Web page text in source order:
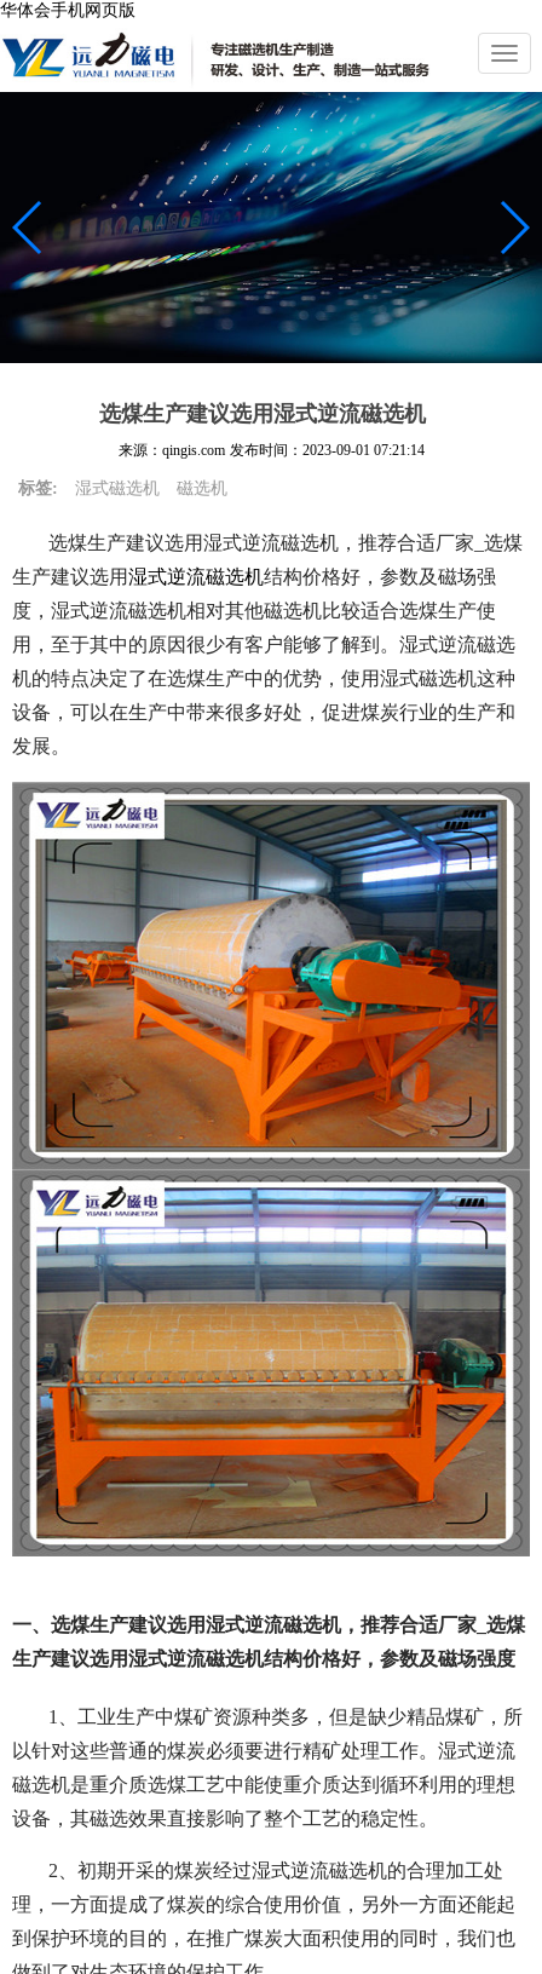
华体会手机网页版
切
换
导
航
选煤生产建议选用湿式逆流磁选机
来源：qingis.com 发布时间： 2023-09-01 07:21:14
标签: 湿式磁选机 磁选机
选煤生产建议选用湿式逆流磁选机，推荐合适厂家_选煤
生产建议选用湿式逆流磁选机结构价格好，参数及磁场强
度，湿式逆流磁选机相对其他磁选机比较适合选煤生产使
用，至于其中的原因很少有客户能够了解到。湿式逆流磁选
机的特点决定了在选煤生产中的优势，使用湿式磁选机这种
设备，可以在生产中带来很多好处，促进煤炭行业的生产和
发展。
一、选煤生产建议选用湿式逆流磁选机，推荐合适厂家_选煤
生产建议选用湿式逆流磁选机结构价格好，参数及磁场强度
1、工业生产中煤矿资源种类多，但是缺少精品煤矿，所
以针对这些普通的煤炭必须要进行精矿处理工作。湿式逆流
磁选机是重介质选煤工艺中能使重介质达到循环利用的理想
设备，其磁选效果直接影响了整个工艺的稳定性。
2、初期开采的煤炭经过湿式逆流磁选机的合理加工处
理，一方面提成了煤炭的综合使用价值，另外一方面还能起
到保护环境的目的，在推广煤炭大面积使用的同时，我们也